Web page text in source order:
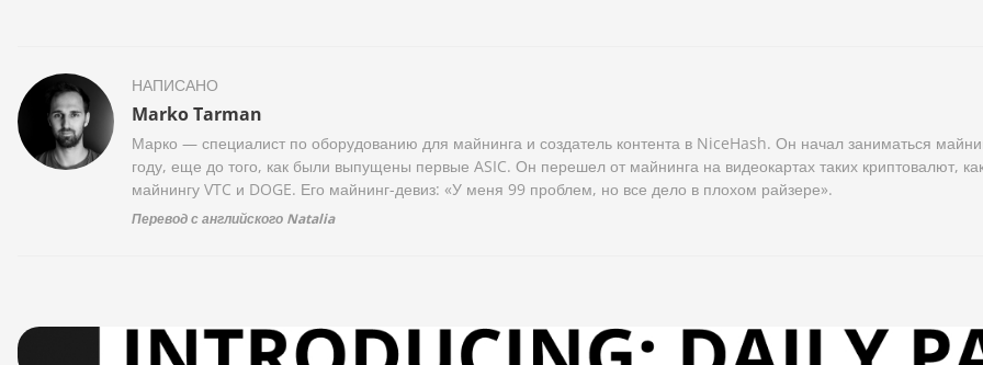
НАПИСАНО
Marko Tarman
Марко — специалист по оборудованию для майнинга и создатель контента в NiceHash. Он начал заниматься
году, еще до того, как были выпущены первые ASIC. Он перешел от майнинга на видеокартах таких криптовалют,
майнингу VTC и DOGE. Его майнинг-девиз: «У меня 99 проблем, но все дело в плохом райзере».
Перевод с английского Natalia